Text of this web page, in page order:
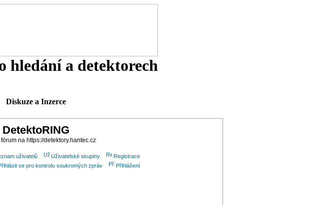
hledání a detektorech
Diskuze a Inzerce
DetektoRING
na https://detektory.hantec.cz
uživatelů Uživatelské skupiny
Registrace
se pro kontrolu soukromých zpráv Přihlášení